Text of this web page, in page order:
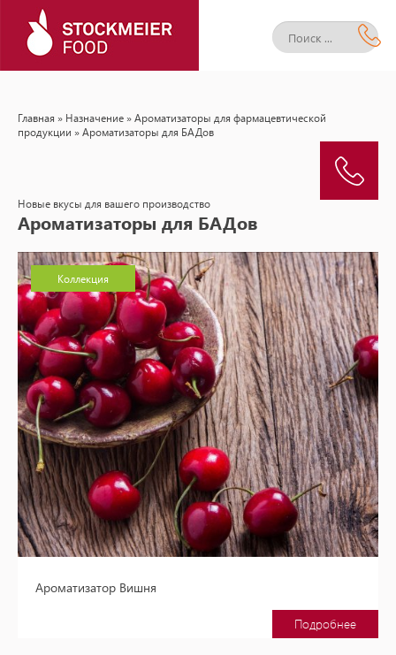
Главная » Назначение »Ароматизаторы для фармацевтической
продукции » Ароматизаторы для БАДов
Новые вкусы для вашего производство
Ароматизаторы для БАДов
Коллекция
Ароматизатор Вишня
Подробнее